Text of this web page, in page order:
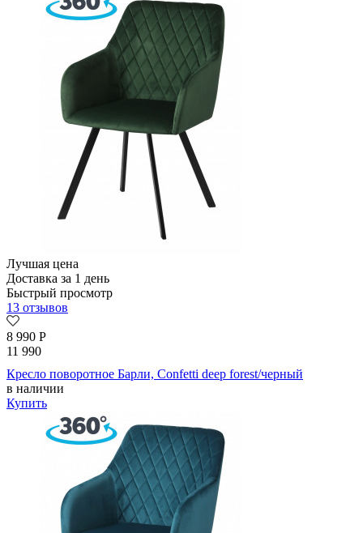
Лучшая цена
Доставка за 1 день
Быстрый просмотр
13 отзывов
8 990 Р
11 990
Кресло поворотное Барли, Confetti deep forest/черный
в наличии
Купить